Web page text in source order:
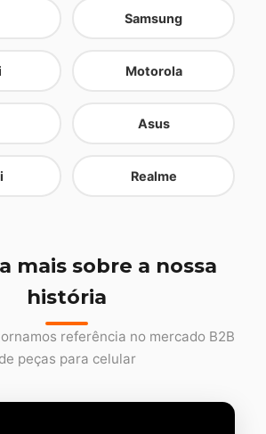
Samsung
Motorola
Asus
Realme
mais sobre a nossa
história
referência no mercado B2B
de peças para celular